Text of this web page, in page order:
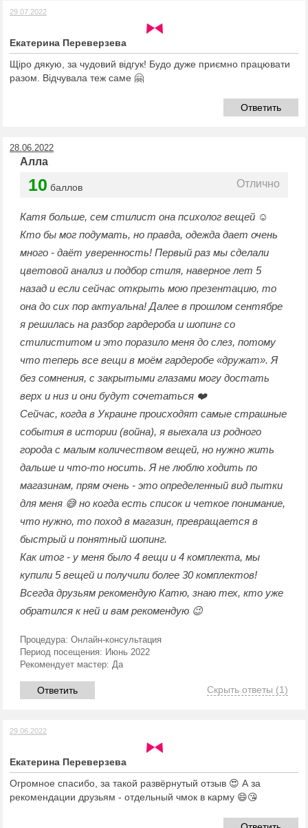
29.07.2022
Екатерина Переверзева
Щіро дякую, за чудовий відгук! Будо дуже приємно працювати
разом. Відчувала теж саме 🤗
Ответить
28.06.2022
Алла
10 баллов Отлично
Катя больше, сем стилист она психолог вещей ☺️
Кто бы мог подумать, но правда, одежда дает очень
много - даёт уверенность! Первый раз мы сделали
цветовой анализ и подбор стиля, наверное лет 5
назад и если сейчас открыть мою презентацию, то
она до сих пор актуальна! Далее в прошлом сентябре
я решилась на разбор гардероба и шопинг со
стилиститом и это поразило меня до слез, потому
что теперь все вещи в моём гардеробе «дружат». Я
без сомнения, с закрытыми глазами могу достать
верх и низ и они будут сочетаться ❤️
Сейчас, когда в Украине происходят самые страшные
события в истории (война), я выехала из родного
города с малым количеством вещей, но нужно жить
дальше и что-то носить. Я не люблю ходить по
магазинам, прям очень - это определенный вид пытки
для меня 😅 но когда есть список и четкое понимание,
что нужно, то поход в магазин, превращается в
быстрый и понятный шопинг.
Как итог - у меня было 4 вещи и 4 комплекта, мы
купили 5 вещей и получили более 30 комплектов!
Всегда друзьям рекомендую Катю, знаю тех, кто уже
обратился к ней и вам рекомендую 😉
Процедура: Онлайн-консультация
Период посещения: Июнь 2022
Рекомендует мастер: Да
Ответить Скрыть ответы (1)
29.06.2022
Екатерина Переверзева
Огромное спасибо, за такой развёрнутый отзыв 😍 А за
рекомендации друзьям - отдельный чмок в карму 😄😘